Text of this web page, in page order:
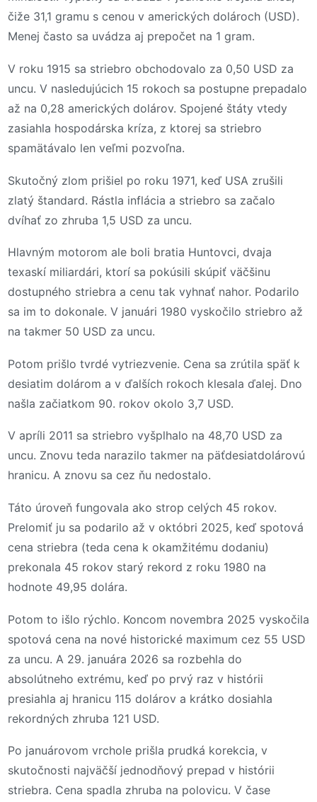
čiže 31,1 gramu s cenou v amerických dolároch (USD).
Menej často sa uvádza aj prepočet na 1 gram.
V roku 1915 sa striebro obchodovalo za 0,50 USD za
uncu. V nasledujúcich 15 rokoch sa postupne prepadalo
až na 0,28 amerických dolárov. Spojené štáty vtedy
zasiahla hospodárska kríza, z ktorej sa striebro
spamätávalo len veľmi pozvoľna.
Skutočný zlom prišiel po roku 1971, keď USA zrušili
zlatý štandard. Rástla inflácia a striebro sa začalo
dvíhať zo zhruba 1,5 USD za uncu.
Hlavným motorom ale boli bratia Huntovci, dvaja
texaskí miliardári, ktorí sa pokúsili skúpiť väčšinu
dostupného striebra a cenu tak vyhnať nahor. Podarilo
sa im to dokonale. V januári 1980 vyskočilo striebro až
na takmer 50 USD za uncu.
Potom prišlo tvrdé vytriezvenie. Cena sa zrútila späť k
desiatim dolárom a v ďalších rokoch klesala ďalej. Dno
našla začiatkom 90. rokov okolo 3,7 USD.
V apríli 2011 sa striebro vyšplhalo na 48,70 USD za
uncu. Znovu teda narazilo takmer na päťdesiatdolárovú
hranicu. A znovu sa cez ňu nedostalo.
Táto úroveň fungovala ako strop celých 45 rokov.
Prelomiť ju sa podarilo až v októbri 2025, keď spotová
cena striebra (teda cena k okamžitému dodaniu)
prekonala 45 rokov starý rekord z roku 1980 na
hodnote 49,95 dolára.
Potom to išlo rýchlo. Koncom novembra 2025 vyskočila
spotová cena na nové historické maximum cez 55 USD
za uncu. A 29. januára 2026 sa rozbehla do
absolútneho extrému, keď po prvý raz v histórii
presiahla aj hranicu 115 dolárov a krátko dosiahla
rekordných zhruba 121 USD.
Po januárovom vrchole prišla prudká korekcia, v
skutočnosti najväčší jednodňový prepad v histórii
striebra. Cena spadla zhruba na polovicu. V čase